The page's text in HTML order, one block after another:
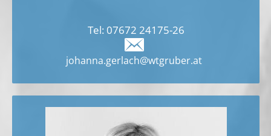
Tel: 07672 24175-26
johanna.gerlach@wtgruber.at